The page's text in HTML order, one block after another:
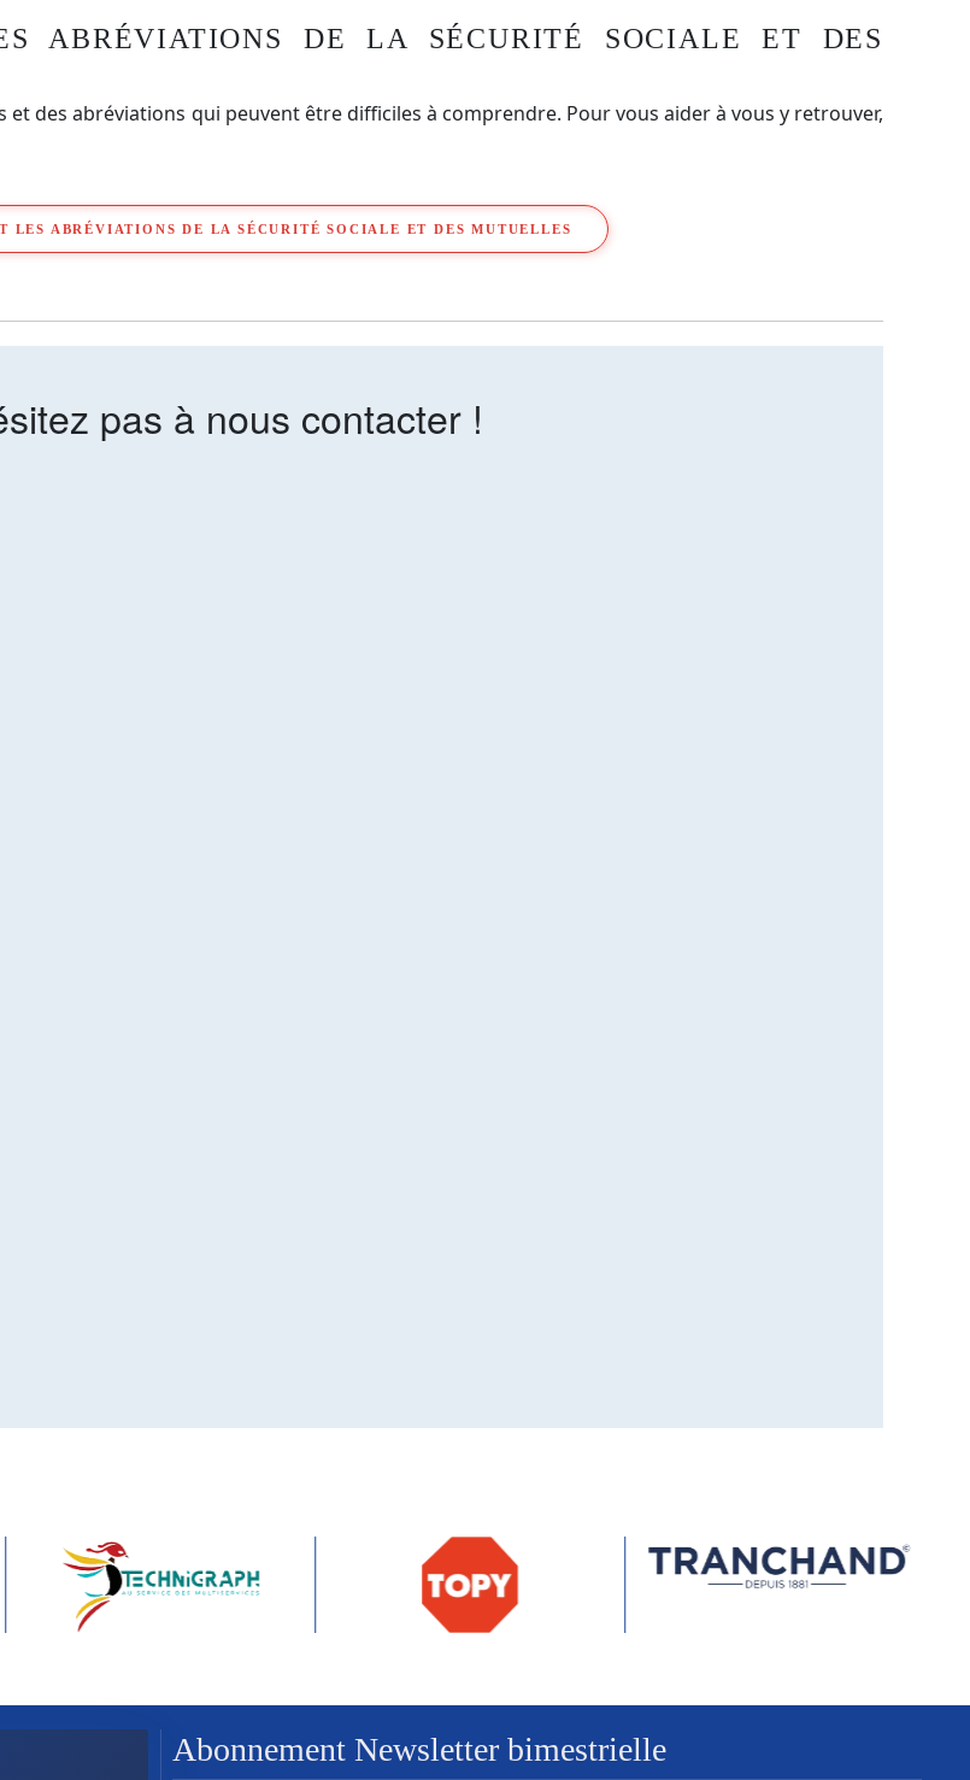
ABRÉVIATIONS DE LA SÉCURITÉ SOCIALE ET DES
des abréviations qui peuvent être difficiles à comprendre. Pour vous aider à vous y retrouver,
LES ABRÉVIATIONS DE LA SÉCURITÉ SOCIALE ET DES MUTUELLES
pas à nous contacter !
Abonnement Newsletter bimestrielle